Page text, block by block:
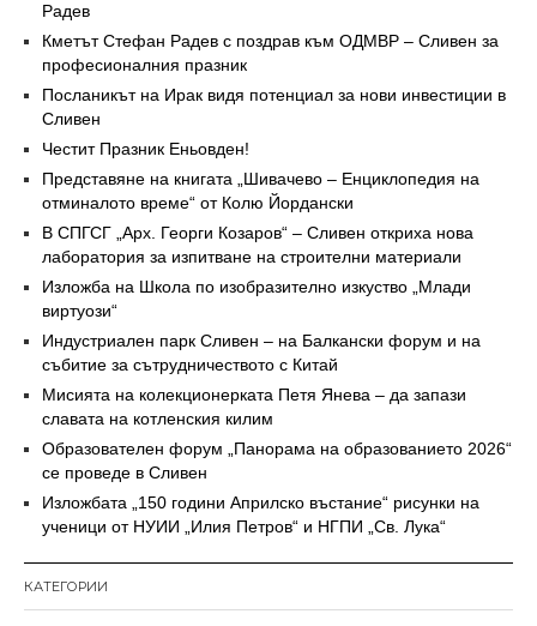
Радев
Кметът Стефан Радев с поздрав към ОДМВР – Сливен за
професионалния празник
Посланикът на Ирак видя потенциал за нови инвестиции в
Сливен
Честит Празник Еньовден!
Представяне на книгата „Шивачево – Енциклопедия на
отминалото време“ от Колю Йордански
В СПГСГ „Арх. Георги Козаров“ – Сливен откриха нова
лаборатория за изпитване на строителни материали
Изложба на Школа по изобразително изкуство „Млади
виртуози“
Индустриален парк Сливен – на Балкански форум и на
събитие за сътрудничеството с Китай
Мисията на колекционерката Петя Янева – да запази
славата на котленския килим
Образователен форум „Панорама на образованието 2026“
се проведе в Сливен
Изложбата „150 години Априлско въстание“ рисунки на
ученици от НУИИ „Илия Петров“ и НГПИ „Св. Лука“
КАТЕГОРИИ